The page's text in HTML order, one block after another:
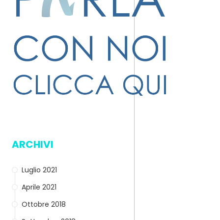
ARCHIVI
Luglio 2021
Aprile 2021
Ottobre 2018